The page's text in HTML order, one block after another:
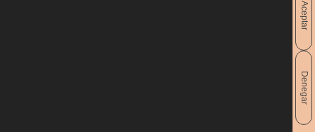
Aceptar
Denegar